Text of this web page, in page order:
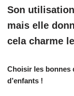
Son
mais elle
cela charme
Choisir les bonnes
d’enfants !